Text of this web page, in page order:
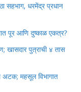
सहभाग, धरमेंद्र प्रधान
पूर आणि दुष्काळ एकत्र?
खासदार पुत्राची ४ तास
अटक; महसूल विभागात